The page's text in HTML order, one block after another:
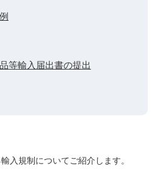
等輸入届出書の提出
入規制についてご紹介します。